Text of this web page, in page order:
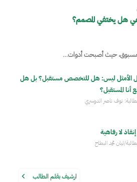
هل يختفي المصمم؟
مسبوق، حيث أصبحت أدوات…
الأمثل ليس: هل للتخصص مستقبل؟ بل هل
المستقبل؟
نوف ناصر الدوسري
لا رفاهية
ليان محمد البطاح
ارشيف بقلم الطالب